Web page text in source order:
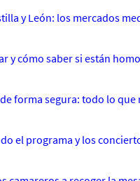
y León: los mercados
y cómo saber si están
forma segura: todo lo
el programa y los